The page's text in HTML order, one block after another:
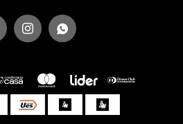
 